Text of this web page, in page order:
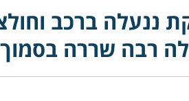
שררה בסמוך לרכב עד
ננעלה ברכב
רבה שררה